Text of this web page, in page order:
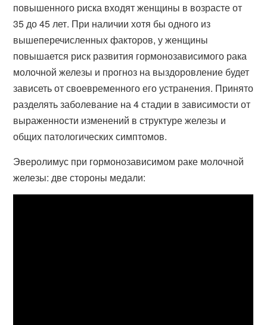
повышенного риска входят женщины в возрасте от
35 до 45 лет. При наличии хотя бы одного из
вышеперечисленных факторов, у женщины
повышается риск развития гормонозависимого рака
молочной железы и прогноз на выздоровление будет
зависеть от своевременного его устранения. Принято
разделять заболевание на 4 стадии в зависимости от
выраженности изменений в структуре железы и
общих патологических симптомов.
Эверолимус при гормонозависимом раке молочной
железы: две стороны медали: